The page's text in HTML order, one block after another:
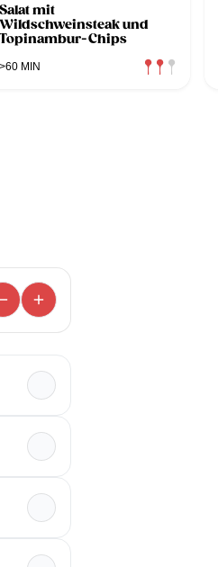
Salat mit
Wildschweinsteak und
Topinambur-Chips
>60 MIN